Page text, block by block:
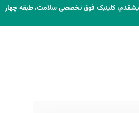
پیشقدم، کلینیک فوق تخصصی سلامت، طبقه چهار